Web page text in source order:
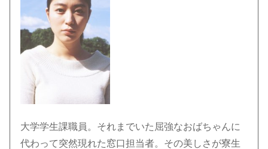
大学学生課職員。それまでいた屈強なおばちゃんに
代わって突然現れた窓口担当者。その美しさが寮生